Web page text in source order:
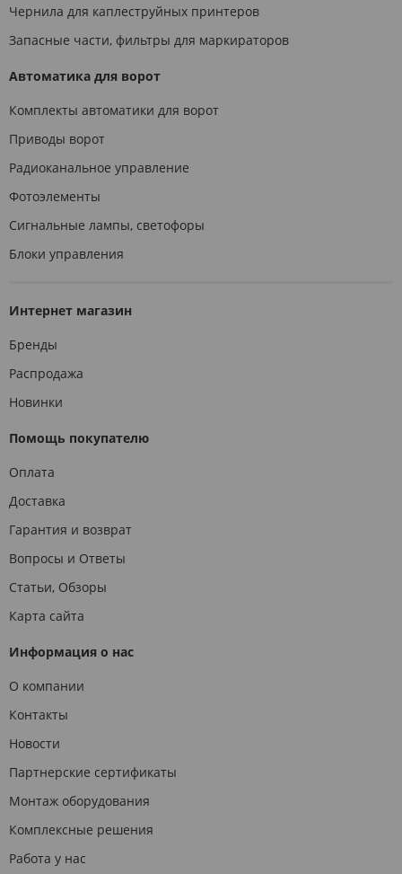
Чернила для каплеструйных принтеров
Запасные части, фильтры для маркираторов
Автоматика для ворот
Комплекты автоматики для ворот
Приводы ворот
Радиоканальное управление
Фотоэлементы
Сигнальные лампы, светофоры
Блоки управления
Интернет магазин
Бренды
Распродажа
Новинки
Помощь покупателю
Оплата
Доставка
Гарантия и возврат
Вопросы и Ответы
Статьи, Обзоры
Карта сайта
Информация о нас
О компании
Контакты
Новости
Партнерские сертификаты
Монтаж оборудования
Комплексные решения
Работа у нас